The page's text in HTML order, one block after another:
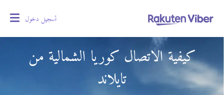
تسجيل دخول
كيفية الاتصال كوريا الشمالية من
تايلاند